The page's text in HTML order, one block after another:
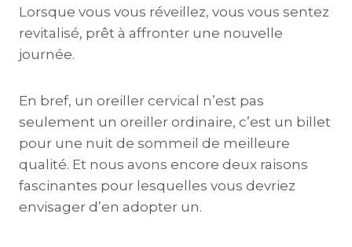
Lorsque vous vous réveillez, vous vous sentez
revitalisé, prêt à affronter une nouvelle
journée.
En bref, un oreiller cervical n’est pas
seulement un oreiller ordinaire, c’est un billet
pour une nuit de sommeil de meilleure
qualité. Et nous avons encore deux raisons
fascinantes pour lesquelles vous devriez
envisager d’en adopter un.